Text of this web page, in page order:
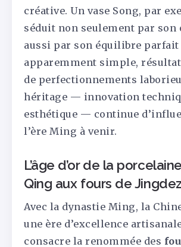
créative. Un vase Song, par
séduit non seulement par son
aussi par son équilibre parfait
apparemment simple,
de perfectionnements
héritage — innovation
esthétique — continue
l’ère Ming à venir.
L’âge d’or de la
Qing aux fours de
Avec la dynastie Ming, la
une ère d’excellence
consacre la renommée des